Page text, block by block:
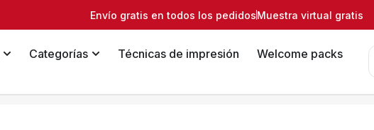
Envío gratis en todos los pedidosMuestra virtual gratis
Categorías Técnicas de impresión
Welcome packs